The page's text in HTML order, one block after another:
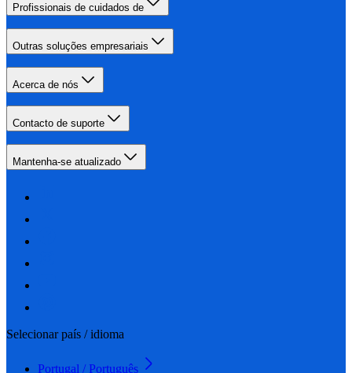
Profissionais de cuidados de
Outras soluções empresariais
Acerca de nós
Contacto de suporte
Mantenha-se atualizado
Selecionar país / idioma
Portugal / Português